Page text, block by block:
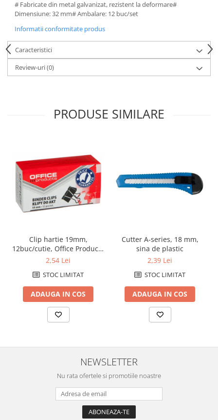
# Fabricate din metal galvanizat, rezistent la deformare#
Dimensiune: 32 mm# Ambalare: 12 buc/set
Informatii conformitate produs
Caracteristici
Review-uri(0)
PRODUSE SIMILARE
Clip hartie 19mm,
12buc/cutie, Office Products
- negru
2,54 Lei
STOC LIMITAT
ADAUGA IN COS
Cutter A-series, 18 mm,
sina de plastic
2,39 Lei
STOC LIMITAT
ADAUGA IN COS
NEWSLETTER
Nu rata ofertele si promotiile noastre